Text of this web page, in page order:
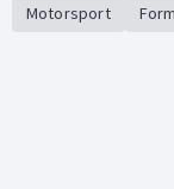
Motorsport